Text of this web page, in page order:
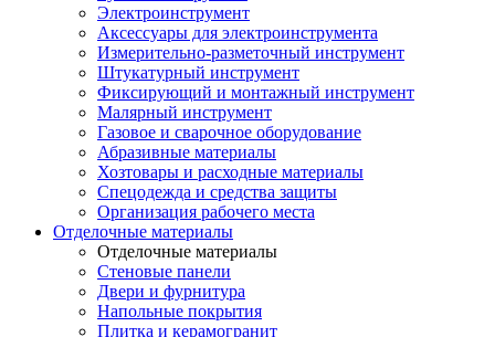
Электроинструмент
Аксессуары для электроинструмента
Измерительно-разметочный инструмент
Штукатурный инструмент
Фиксирующий и монтажный инструмент
Малярный инструмент
Газовое и сварочное оборудование
Абразивные материалы
Хозтовары и расходные материалы
Спецодежда и средства защиты
Организация рабочего места
Отделочные материалы
Отделочные материалы
Стеновые панели
Двери и фурнитура
Напольные покрытия
Плитка и керамогранит